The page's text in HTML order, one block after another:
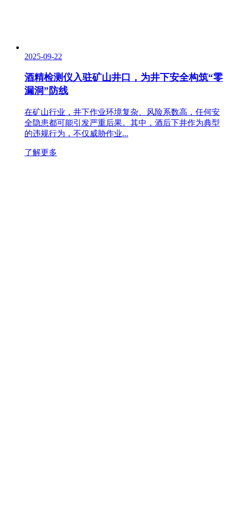
2025-09-22
酒精检测仪入驻矿山井口，为井下安全构筑“零
漏洞”防线
在矿山行业，井下作业环境复杂、风险系数高，任何安
全隐患都可能引发严重后果。其中，酒后下井作为典型
的违规行为，不仅威胁作业...
了解更多